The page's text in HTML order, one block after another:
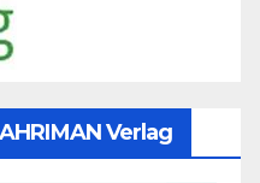
Verlag